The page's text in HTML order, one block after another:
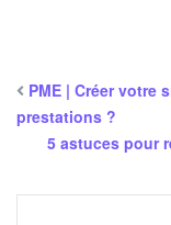
PME | Créer votre
prestations ?
5 astuces pour